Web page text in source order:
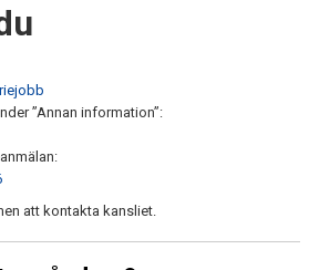
”Annan information”:
att kontakta kansliet.